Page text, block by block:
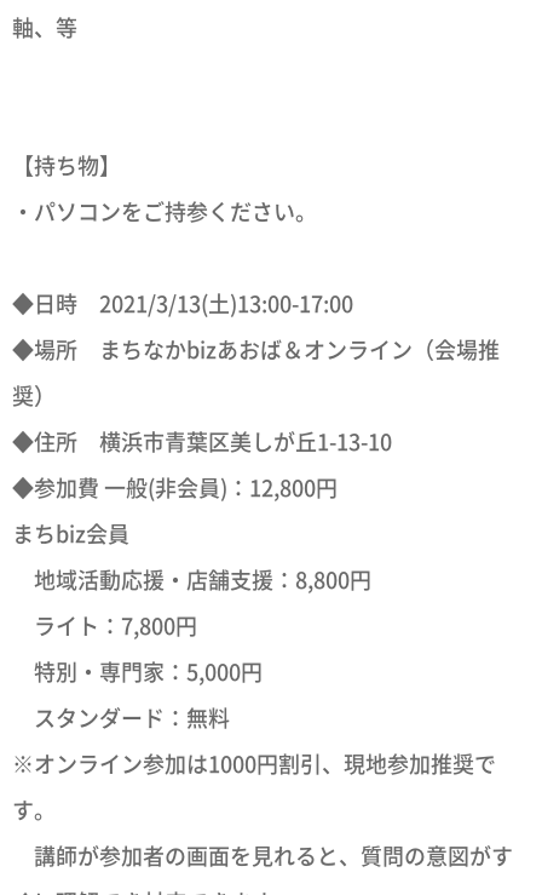
軸、等
【持ち物】
・パソコンをご持参ください。
◆日時 2021/3/13(土)13:00-17:00
◆場所 まちなかbizあおば＆オンライン（会場推
奨）
◆住所 横浜市青葉区美しが丘1-13-10
◆参加費 一般(非会員)：12,800円
まちbiz会員
地域活動応援・店舗支援：8,800円
ライト：7,800円
特別・専門家：5,000円
スタンダード：無料
※オンライン参加は1000円割引、現地参加推奨で
す。
講師が参加者の画面を見れると、質問の意図がす